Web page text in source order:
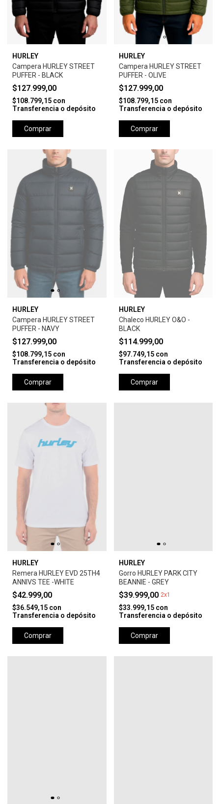
HURLEY
Campera HURLEY STREET
PUFFER - BLACK
$127.999,00
$108.799,15 con
Transferencia o depósito
Comprar
HURLEY
Campera HURLEY STREET
PUFFER - OLIVE
$127.999,00
$108.799,15 con
Transferencia o depósito
Comprar
HURLEY
Campera HURLEY STREET
PUFFER - NAVY
$127.999,00
$108.799,15 con
Transferencia o depósito
Comprar
HURLEY
Chaleco HURLEY O&O -
BLACK
$114.999,00
$97.749,15 con
Transferencia o depósito
Comprar
HURLEY
Remera HURLEY EVD 25TH4
ANNIVS TEE -WHITE
$42.999,00
$36.549,15 con
Transferencia o depósito
Comprar
HURLEY
Gorro HURLEY PARK CITY
BEANNIE - GREY
$39.999,00 2x1
$33.999,15 con
Transferencia o depósito
Comprar